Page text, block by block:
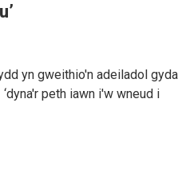
yn gweithio'n adeiladol gyda
peth iawn i'w wneud i